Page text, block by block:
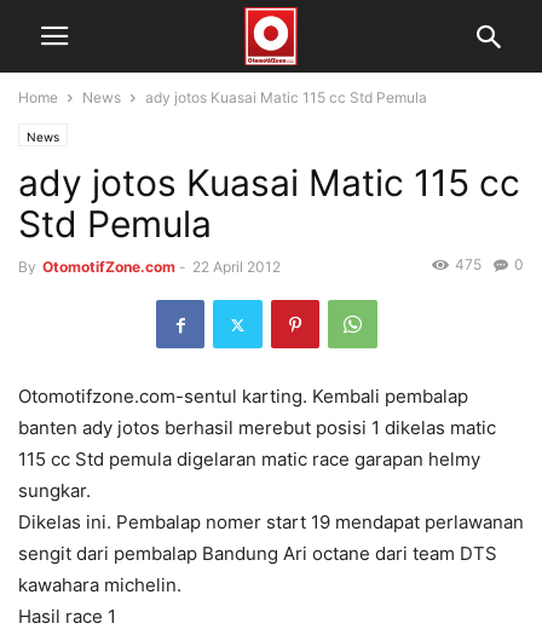
Home News ady jotos Kuasai Matic 115 cc Std Pemula
News
ady jotos Kuasai Matic 115 cc
Std Pemula
By OtomotifZone.com - 22 April 2012 0
475
Otomotifzone.com-sentul karting. Kembali pembalap
banten ady jotos berhasil merebut posisi 1 dikelas matic
115 cc Std pemula digelaran matic race garapan helmy
sungkar.
Dikelas ini. Pembalap nomer start 19 mendapat perlawanan
sengit dari pembalap Bandung Ari octane dari team DTS
kawahara michelin.
Hasil race 1